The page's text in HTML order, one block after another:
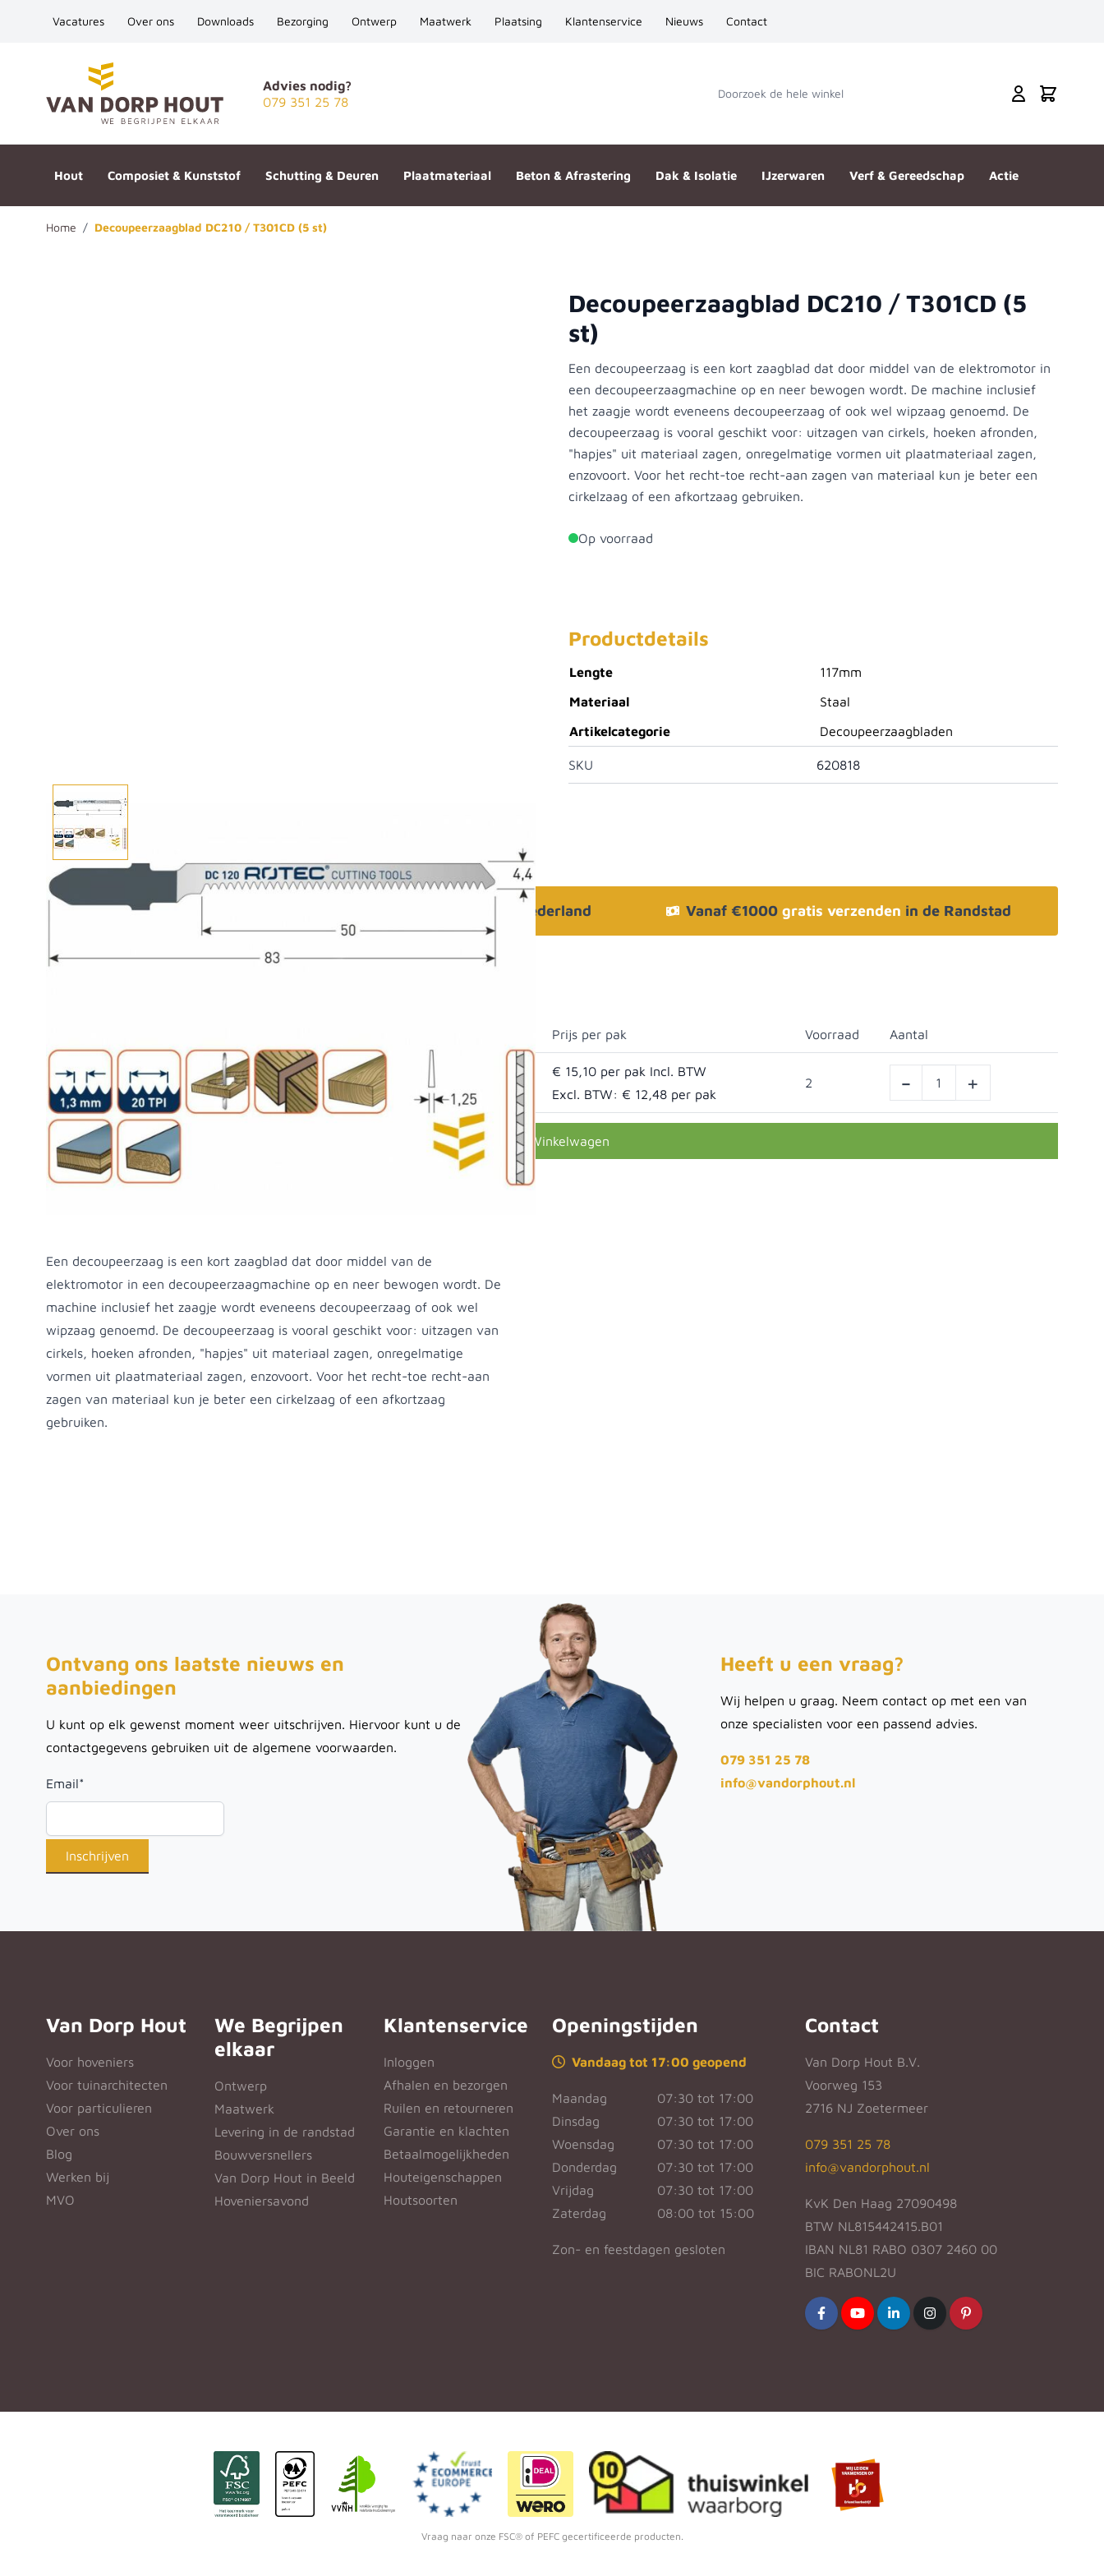
Vacatures Over ons Downloads Bezorging Ontwerp Maatwerk Plaatsing Klantenservice Nieuws Contact
Advies nodig?
079 351 25 78
Doorzoek de hele winkel Cart
Hout Composiet & Kunststof Schutting & Deuren Plaatmateriaal Beton & Afrastering Dak & Isolatie IJzerwaren Verf & Gereedschap Actie
Home / Decoupeerzaagblad DC210 / T301CD (5 st)
Decoupeerzaagblad DC210 / T301CD (5
st)
Een decoupeerzaag is een kort zaagblad dat door middel van de elektromotor in
een decoupeerzaagmachine op en neer bewogen wordt. De machine inclusief
het zaagje wordt eveneens decoupeerzaag of ook wel wipzaag genoemd. De
decoupeerzaag is vooral geschikt voor: uitzagen van cirkels, hoeken afronden,
"hapjes" uit materiaal zagen, onregelmatige vormen uit plaatmateriaal zagen,
enzovoort. Voor het recht-toe recht-aan zagen van materiaal kun je beter een
cirkelzaag of een afkortzaag gebruiken.
Op voorraad
Productdetails
Lengte
117mm
Materiaal
Staal
Artikelcategorie
Decoupeerzaagbladen
SKU 620818
Afhalen? Kom gerust langs Bezorgen in heel Nederland Vanaf €1000 gratis verzenden in de Randstad
Prijs per pak Voorraad Aantal
Decoupeerzaagblad DC210 / T301CD (5 st)
€ 15,10
Excl. BTW: € 12,48
2 - +
In Winkelwagen
Een decoupeerzaag is een kort zaagblad dat door middel van de
elektromotor in een decoupeerzaagmachine op en neer bewogen wordt. De
machine inclusief het zaagje wordt eveneens decoupeerzaag of ook wel
wipzaag genoemd. De decoupeerzaag is vooral geschikt voor: uitzagen van
cirkels, hoeken afronden, "hapjes" uit materiaal zagen, onregelmatige
vormen uit plaatmateriaal zagen, enzovoort. Voor het recht-toe recht-aan
zagen van materiaal kun je beter een cirkelzaag of een afkortzaag
gebruiken.
Ontvang ons laatste nieuws en
aanbiedingen
U kunt op elk gewenst moment weer uitschrijven. Hiervoor kunt u de
contactgegevens gebruiken uit de algemene voorwaarden.
Email*
Heeft u een vraag?
Wij helpen u graag. Neem contact op met een van
onze specialisten voor een passend advies.
079 351 25 78
info@vandorphout.nl
Van Dorp Hout
Voor hoveniers
Voor tuinarchitecten
Voor particulieren
Over ons
Blog
Werken bij
MVO
We Begrijpen
elkaar
Ontwerp
Maatwerk
Levering in de randstad
Bouwversnellers
Van Dorp Hout in Beeld
Hoveniersavond
Klantenservice
Inloggen
Afhalen en bezorgen
Ruilen en retourneren
Garantie en klachten
Betaalmogelijkheden
Houteigenschappen
Houtsoorten
Openingstijden
Vandaag tot 17:00 geopend
Maandag
07:30 tot 17:00
Dinsdag
07:30 tot 17:00
Woensdag
07:30 tot 17:00
Donderdag
07:30 tot 17:00
Vrijdag
07:30 tot 17:00
Zaterdag
08:00 tot 15:00
Zon- en feestdagen gesloten
Contact
Van Dorp Hout B.V.
Voorweg 153
2716 NJ Zoetermeer
079 351 25 78
info@vandorphout.nl
KvK Den Haag 27090498
BTW NL815442415.B01
IBAN NL81 RABO 0307 2460 00
BIC RABONL2U
Vraag naar onze FSC® of PEFC gecertificeerde producten.